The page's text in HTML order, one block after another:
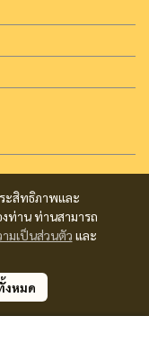
ะสิทธิภาพและ
ท่าน ท่านสามารถ
มเป็นส่วนตัว และ
งหมด